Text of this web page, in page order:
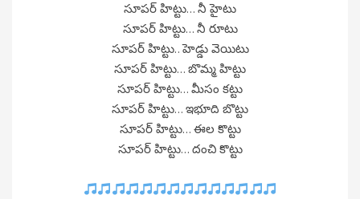
సూపర్ హిట్టు… నీ హైటు
సూపర్ హిట్టు… నీ రూటు
సూపర్ హిట్టు.. హెడ్డు వెయిటు
సూపర్ హిట్టు… బొమ్మ హిట్టు
సూపర్ హిట్టు… మీసం కట్టు
సూపర్ హిట్టు… ఇభూది బొట్టు
సూపర్ హిట్టు… ఈల కొట్టు
సూపర్ హిట్టు… దంచి కొట్టు